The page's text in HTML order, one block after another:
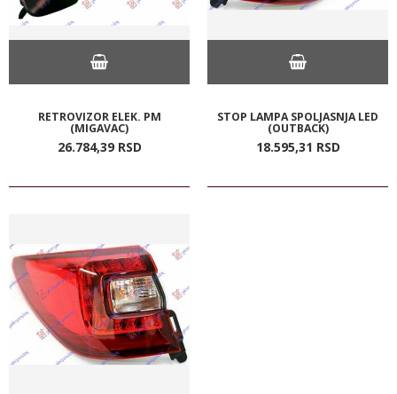
RETROVIZOR ELEK. PM
(MIGAVAC)
26.784,39 RSD
STOP LAMPA SPOLJASNJA LED
(OUTBACK)
18.595,31 RSD